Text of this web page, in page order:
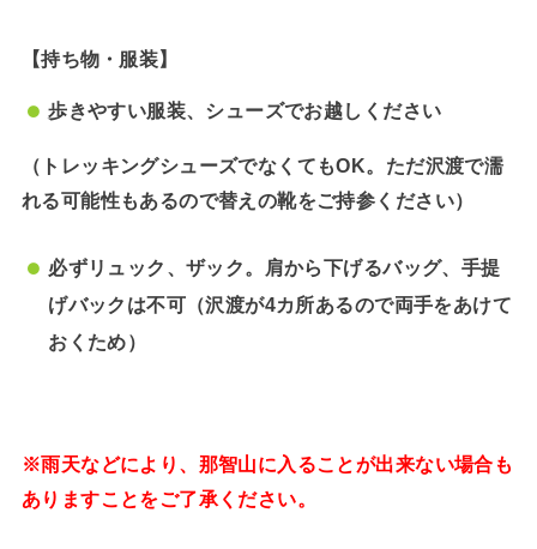
【持ち物・服装】
歩きやすい服装、シューズでお越しください
（トレッキングシューズでなくてもOK。ただ沢渡で濡
れる可能性もあるので替えの靴をご持参ください）
必ずリュック、ザック。肩から下げるバッグ、手提
げバックは不可（沢渡が4カ所あるので両手をあけて
おくため）
※雨天などにより 、那智山に入ることが出来ない場合も
ありますことをご了承ください。